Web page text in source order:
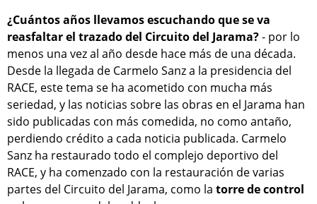
¿Cuántos años llevamos escuchando que se va
reasfaltar el trazado del Circuito del Jarama?- por lo
menos una vez al año desde hace más de una década.
Desde la llegada de Carmelo Sanz a la presidencia del
RACE, este tema se ha acometido con mucha más
seriedad, y las noticias sobre las obras en el Jarama han
sido publicadas con más comedida, no como antaño,
perdiendo crédito a cada noticia publicada. Carmelo
Sanz ha restaurado todo el complejo deportivo del
RACE, y ha comenzado con la restauración de varias
partes del Circuito del Jarama, como la torre de control